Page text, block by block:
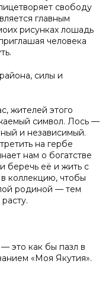
свободу
главным
рисунках лошадь
человека
силы и
жителей этого
символ. Лось —
и независимый.
на гербе
нам о богатстве
беречь её и жить с
коллекцию, чтобы
родиной — тем
это как бы пазл в
«Моя Якутия».